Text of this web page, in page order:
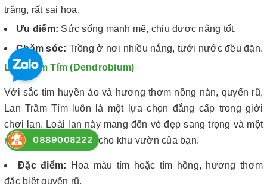
trắng, rất sai hoa.
Ưu điểm: Sức sống mạnh mẽ, chịu được nắng tốt.
Chăm sóc: Trồng ở nơi nhiều nắng, tưới nước đều đặn.
Lan Trầm Tím (Dendrobium)
Với sắc tím huyền ảo và hương thơm nồng nàn, quyến rũ,
Lan Trầm Tím luôn là một lựa chọn đẳng cấp trong giới
chơi lan. Loài lan này mang đến vẻ đẹp sang trọng và một
mùi hương khó quên cho khu vườn của bạn.
Đặc điểm: Hoa màu tím hoặc tím hồng, hương thơm
đặc biệt quyến rũ.
0889008222